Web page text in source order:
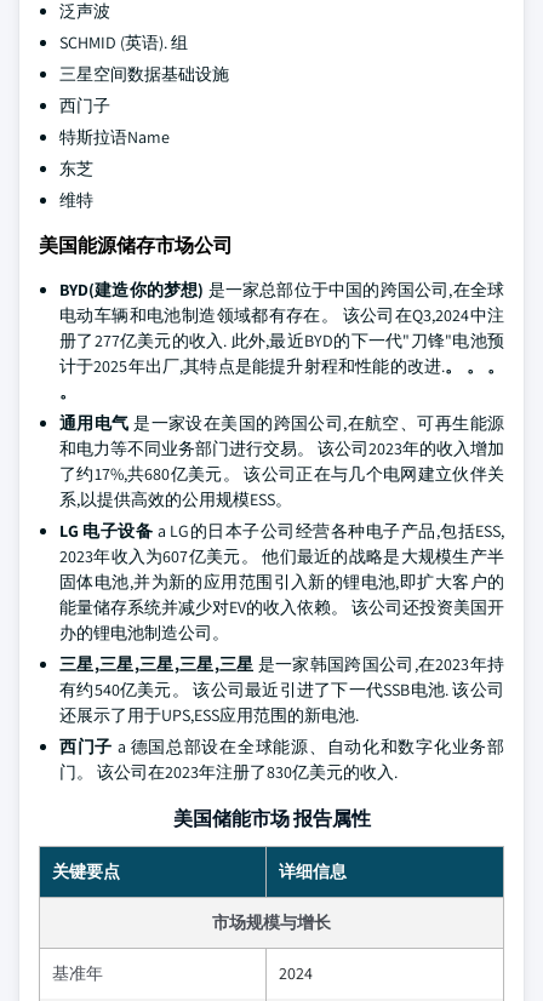
泛声波
SCHMID (英语). 组
三星空间数据基础设施
西门子
特斯拉语Name
东芝
维特
美国能源储存市场公司
BYD(建造你的梦想) 是一家总部位于中国的跨国公司,在全球
电动车辆和电池制造领域都有存在。 该公司在Q3,2024中注
册了277亿美元的收入. 此外,最近BYD的下一代"刀锋"电池预
计于2025年出厂,其特点是能提升射程和性能的改进.。 。 。
。
通用电气是一家设在美国的跨国公司,在航空、可再生能源
和电力等不同业务部门进行交易。 该公司2023年的收入增加
了约17%,共680亿美元。 该公司正在与几个电网建立伙伴关
系,以提供高效的公用规模ESS。
LG 电子设备 a LG的日本子公司经营各种电子产品,包括ESS,
2023年收入为607亿美元。 他们最近的战略是大规模生产半
固体电池,并为新的应用范围引入新的锂电池,即扩大客户的
能量储存系统并减少对EV的收入依赖。 该公司还投资美国开
办的锂电池制造公司。
三星,三星,三星,三星,三星 是一家韩国跨国公司,在2023年持
有约540亿美元。 该公司最近引进了下一代SSB电池. 该公司
还展示了用于UPS,ESS应用范围的新电池.
西门子 a 德国总部设在全球能源、自动化和数字化业务部
门。 该公司在2023年注册了830亿美元的收入.
美国储能市场 报告属性
关键要点 详细信息
市场规模与增长
基准年 2024